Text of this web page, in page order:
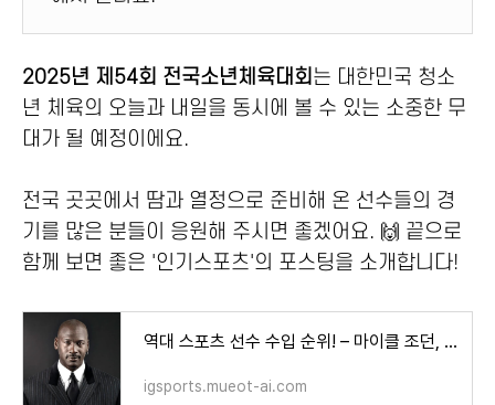
2025년 제54회 전국소년체육대회 는 대한민국 청소
년 체육의 오늘과 내일을 동시에 볼 수 있는 소중한 무
대가 될 예정이에요.
전국 곳곳에서 땀과 열정으로 준비해 온 선수들의 경
기를 많은 분들이 응원해 주시면 좋겠어요. 🙌 끝으로
함께 보면 좋은 '인기스포츠'의 포스팅을 소개합니다!
역대 스포츠 선수 수입 순위! – 마이클 조던, 타이거 우즈, 호날두 총수입 비교 [운동선수, 연봉,
igsports.mueot-ai.com